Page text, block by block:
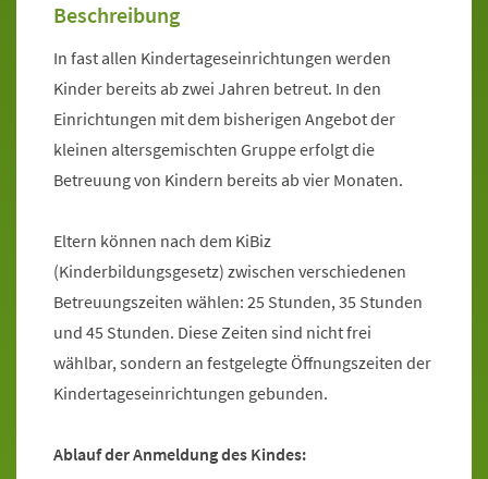
Beschreibung
In fast allen Kindertageseinrichtungen werden
Kinder bereits ab zwei Jahren betreut. In den
Einrichtungen mit dem bisherigen Angebot der
kleinen altersgemischten Gruppe erfolgt die
Betreuung von Kindern bereits ab vier Monaten.
Eltern können nach dem KiBiz
(Kinderbildungsgesetz) zwischen verschiedenen
Betreuungszeiten wählen: 25 Stunden, 35 Stunden
und 45 Stunden. Diese Zeiten sind nicht frei
wählbar, sondern an festgelegte Öffnungszeiten der
Kindertageseinrichtungen gebunden.
Ablauf der Anmeldung des Kindes: